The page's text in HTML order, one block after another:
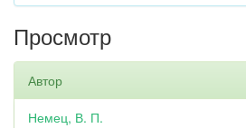
Просмотр
Автор
Немец, В. П.